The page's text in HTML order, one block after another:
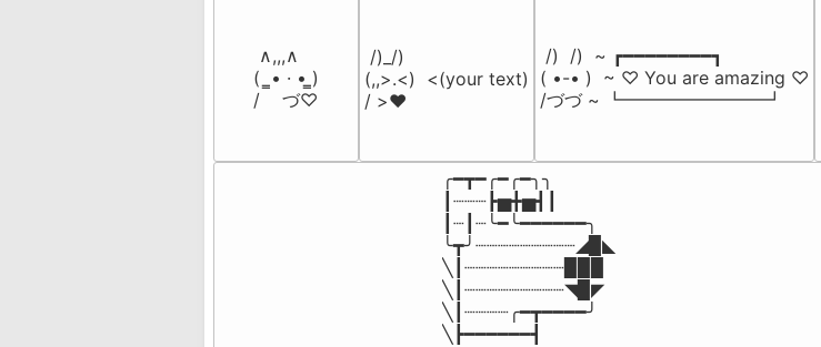
∧,,,∧
(  ̳• · • ̳)
/    づ♡
/)_/)
(,,>.<)  <(your text)
/ >❤️
/)  /)  ~ ┏━━━━━━━━┓
( •-• )  ~ ♡ You are amazing ♡
/づづ ~ ┗━━━━━━━━┛
╭━┳━╭━╭━╮╮
┃┈┈┈┣▅╋▅┫┃
┃┈┃┈╰━╰━━━━━━╮
╰┳╯┈┈┈┈┈┈┈┈┈◢▉◣
╲┃┈┈┈┈┈┈┈┈┈▉▉▉
╲┃┈┈┈┈┈┈┈┈┈◥▉◤
╲┃┈┈┈┈╭━┳━━━━╯
╲┣━━━━━━┫﻿